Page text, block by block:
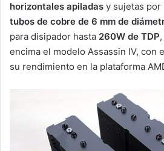
horizontales apiladas y sujetas por
tubos de cobre de 6 mm de
para disipador hasta 260W de TDP
encima el modelo Assassin IV, con
su rendimiento en la plataforma